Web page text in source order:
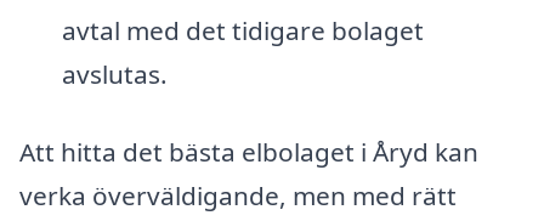
avtal med det tidigare bolaget
avslutas.
Att hitta det bästa elbolaget i Åryd kan
verka överväldigande, men med rätt